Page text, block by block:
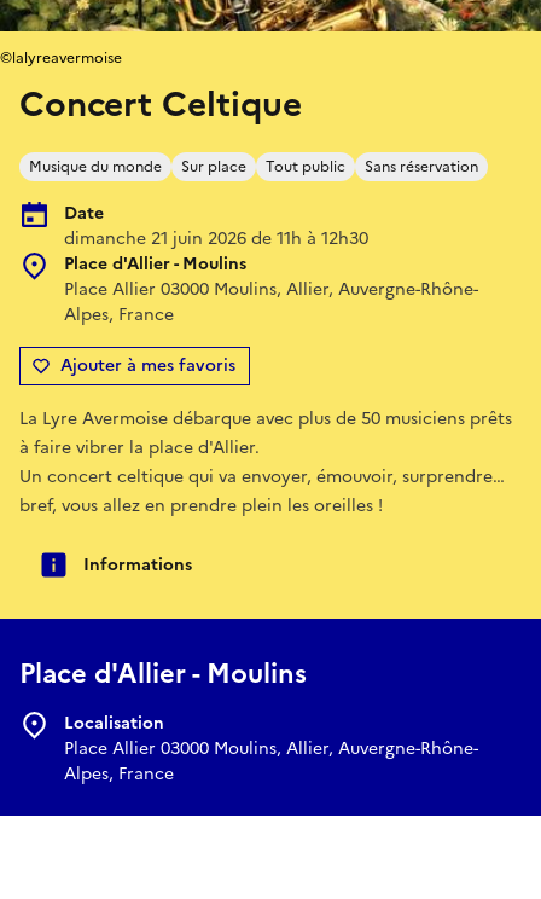
Concert Celtique
Musique du monde Sur place Tout public Sans réservation
Date
dimanche 21 juin 2026 de 11h à 12h30
Place d'Allier - Moulins
Place Allier 03000 Moulins, Allier, Auvergne-Rhône-
Alpes, France
Ajouter à mes favoris
©lalyreavermoise
La Lyre Avermoise débarque avec plus de 50 musiciens prêts
à faire vibrer la place d'Allier.
Un concert celtique qui va envoyer, émouvoir, surprendre…
bref, vous allez en prendre plein les oreilles !
Informations
Place d'Allier - Moulins
Localisation
Place Allier 03000 Moulins, Allier, Auvergne-Rhône-
Alpes, France